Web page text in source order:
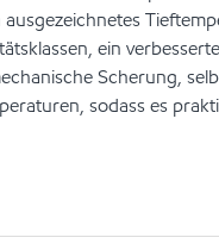
ein
Scherung,
sodass es